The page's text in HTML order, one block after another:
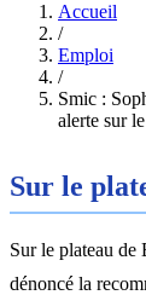
Accueil
/
Emploi
/
Smic :
alerte sur
Sur le
Sur le plateau
dénoncé la